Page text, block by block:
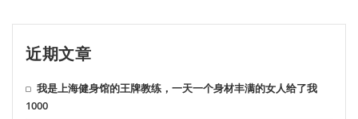
近期文章
我是上海健身馆的王牌教练，一天一个身材丰满的女人给了我
1000